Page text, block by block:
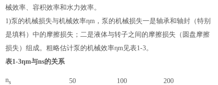
械效率、容积效率和水力效率。
1)泵的机械损失与机械效率ηm，泵的机械损失一是轴承和轴封（特别
是填料）中的摩擦损失；二是液体与转子之间的摩擦损失（圆盘摩擦
损失）组成。粗略估计泵的机械效率ηm见表1-3。
表1-3ηm与ns的关系
ns 50 100 200